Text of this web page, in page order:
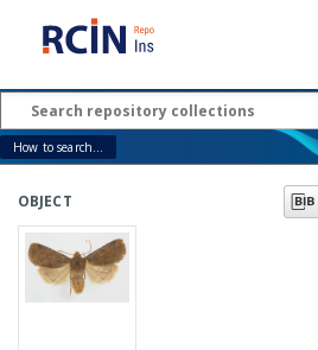
How to search...
OBJECT